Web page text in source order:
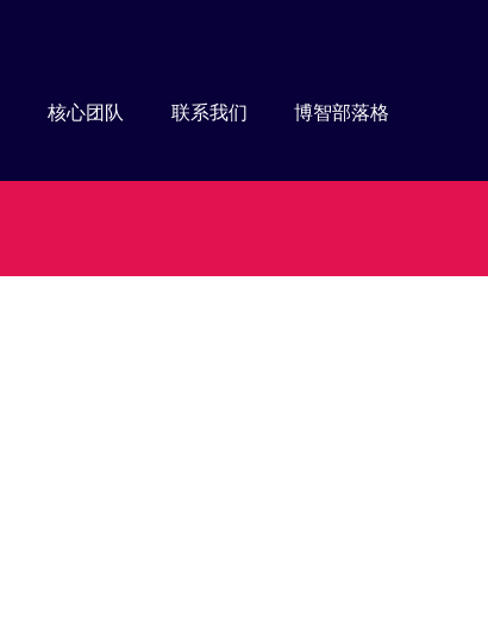
核心团队 联系我们 博智部落格